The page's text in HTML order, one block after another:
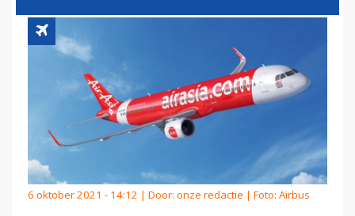
6 oktober 2021 - 14:12 | Door: onze redactie | Foto: Airbus